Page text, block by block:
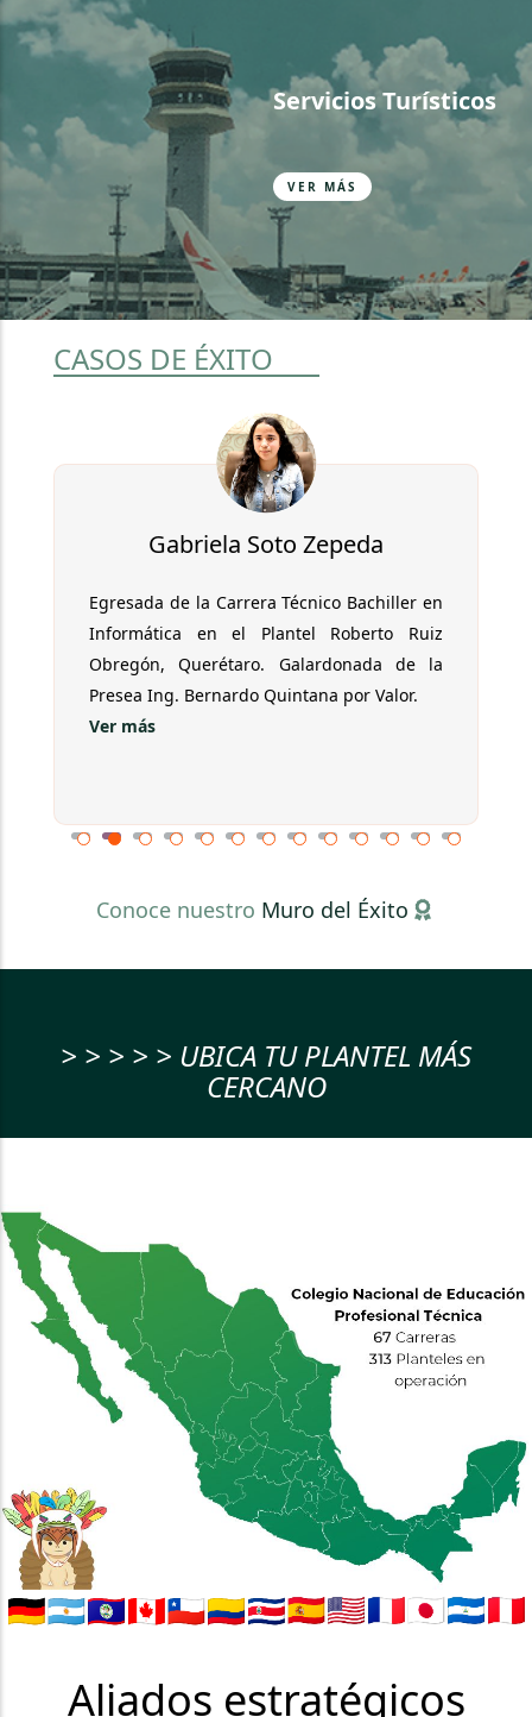
Servicios Turísticos
VER MÁS
CASOS DE ÉXITO
Gabriela Soto Zepeda
Egresada de la Carrera Técnico Bachiller en
Informática en el Plantel Roberto Ruiz
Obregón, Querétaro. Galardonada de la
Presea Ing. Bernardo Quintana por Valor.
Ver más
Conoce nuestro Muro del Éxito
> > > > > UBICA TU PLANTEL MÁS
CERCANO
Aliados estratégicos